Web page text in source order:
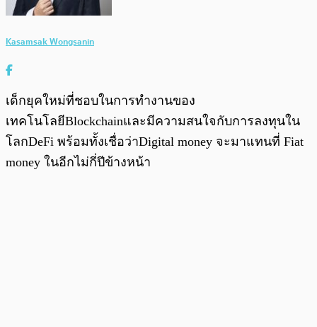
Kasamsak Wongsanin
เด็กยุคใหม่ที่ชอบในการทำงานของ
เทคโนโลยีBlockchainและมีความสนใจกับการลงทุนใน
โลกDeFi พร้อมทั้งเชื่อว่าDigital money จะมาแทนที่ Fiat
money ในอีกไม่กี่ปีข้างหน้า